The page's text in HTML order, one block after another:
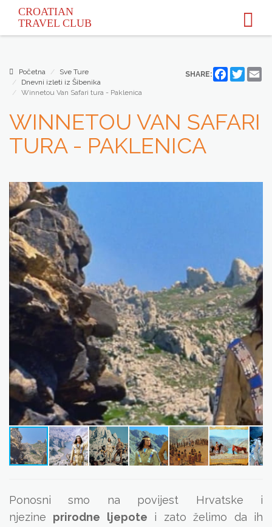
CROATIAN
TRAVEL CLUB
Početna
Sve Ture
Dnevni izleti iz Šibenika
Winnetou Van Safari tura - Paklenica
SHARE: Facebook
Twitter
WINNETOU VAN SAFARI
TURA - PAKLENICA
Ponosni smo na povijest Hrvatske i
njezine prirodne ljepote i zato želimo da ih